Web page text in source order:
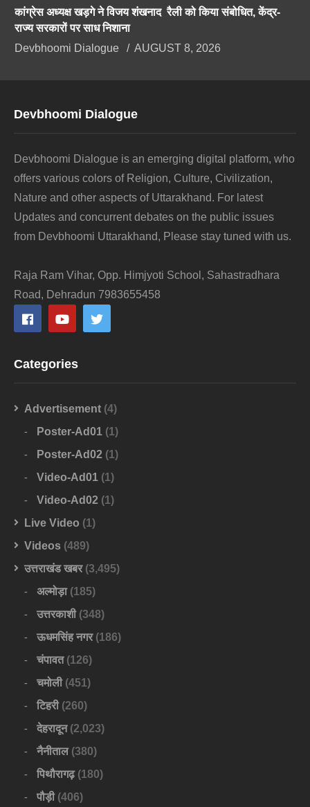
कांग्रेस अध्यक्ष खड़गे ने विजय शंखनाद रैली को किया संबोधित, केंद्र-
राज्य सरकारों पर साध निशाना
Devbhoomi Dialogue
AUGUST 8, 2026
Devbhoomi Dialogue
Devbhoomi Dialogue is an emerging digital platform, who
offers various colors of Religion, Culture, Civilization,
Nature and other aspects of Uttarakhand. For latest
Updates and concurrent debates on the public issues
from Devbhoomi Uttarakhand, Please stay tuned with us.
Raja Ram Vihar, Opp. Himjyoti School, Sahastradhara
Road, Dehradun 7983655458
Categories
Advertisement (4)
Poster-Ad01 (1)
Poster-Ad02 (1)
Video-Ad01 (1)
Video-Ad02 (1)
Live Video (1)
Videos (489)
उत्तराखंड खबर(3,495)
अल्मोड़ा(185)
उत्तरकाशी(348)
ऊधमसिंह नगर(186)
चंपावत(126)
चमोली(451)
टिहरी(260)
देहरादून(2,023)
नैनीताल(380)
पिथौरागढ़(180)
पौड़ी(406)